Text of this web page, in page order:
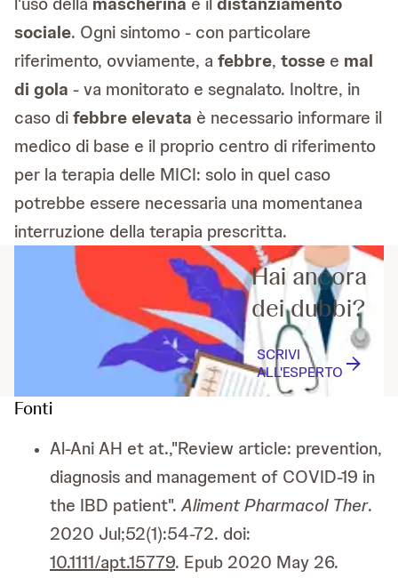
sociale. Ogni sintomo - con particolare
riferimento, ovviamente, a febbre, tosse e mal
di gola - va monitorato e segnalato. Inoltre, in
caso difebbre elevata è necessario informare il
medico di base e il proprio centro di riferimento
per la terapia delle MICI: solo in quel caso
potrebbe essere necessaria una momentanea
interruzione della terapia prescritta.
Hai ancora
dei dubbi?
SCRIVI
ALL'ESPERTO
Fonti
Al-Ani AH et at.,"Review article: prevention,
diagnosis and management of COVID-19 in
the IBD patient".Aliment Pharmacol Ther.
2020 Jul;52(1):54-72. doi:
10.1111/apt.15779. Epub 2020 May 26.